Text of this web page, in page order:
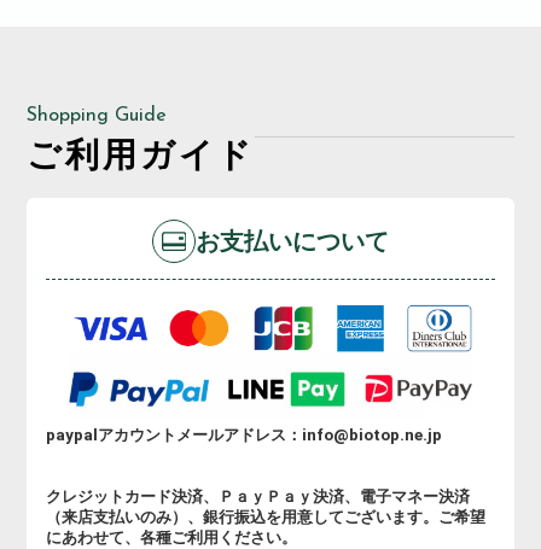
Shopping Guide
ご利用ガイド
お支払いについて
paypalアカウントメールアドレス：info@biotop.ne.jp
クレジットカード決済、ＰａｙＰａｙ決済、電子マネー決済
（来店支払いのみ）、銀行振込を用意してございます。ご希望
にあわせて、各種ご利用ください。